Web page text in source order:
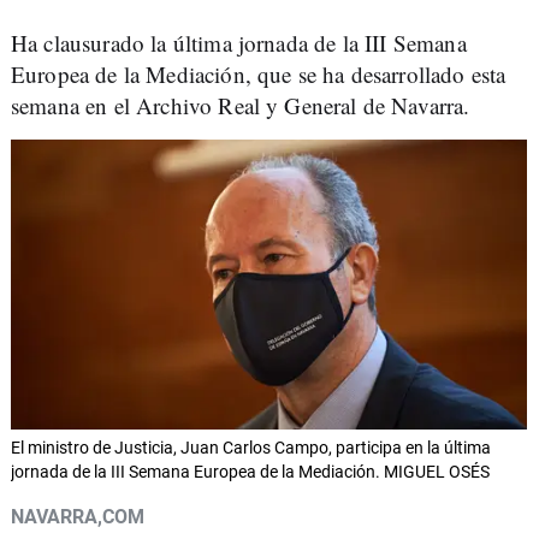
Ha clausurado la última jornada de la III Semana
Europea de la Mediación, que se ha desarrollado esta
semana en el Archivo Real y General de Navarra.​
El ministro de Justicia, Juan Carlos Campo, participa en la última
jornada de la III Semana Europea de la Mediación. MIGUEL OSÉS
NAVARRA,COM